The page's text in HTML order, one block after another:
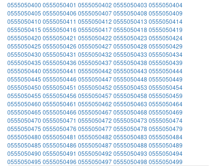
0555050400 0555050401 0555050402 0555050403 0555050404
0555050405 0555050406 05550504070555050408 0555050409
0555050410 0555050411 0555050412 0555050413 0555050414
0555050415 0555050416 05550504170555050418 0555050419
0555050420 0555050421 0555050422 0555050423 0555050424
0555050425 0555050426 05550504270555050428 0555050429
0555050430 0555050431 0555050432 0555050433 0555050434
0555050435 0555050436 05550504370555050438 0555050439
0555050440 0555050441 0555050442 0555050443 0555050444
0555050445 0555050446 05550504470555050448 0555050449
0555050450 0555050451 0555050452 0555050453 0555050454
0555050455 0555050456 05550504570555050458 0555050459
0555050460 0555050461 0555050462 0555050463 0555050464
0555050465 0555050466 05550504670555050468 0555050469
0555050470 0555050471 0555050472 0555050473 0555050474
0555050475 0555050476 05550504770555050478 0555050479
0555050480 0555050481 0555050482 0555050483 0555050484
0555050485 0555050486 05550504870555050488 0555050489
0555050490 0555050491 0555050492 0555050493 0555050494
0555050495 0555050496 05550504970555050498 0555050499